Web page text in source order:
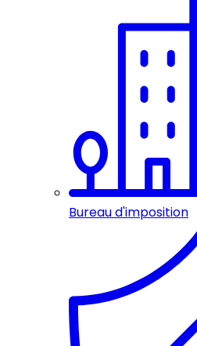
Bureau d'imposition